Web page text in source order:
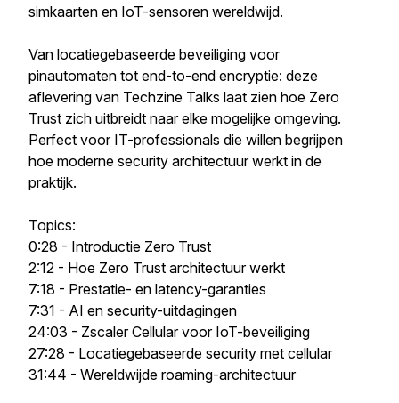
simkaarten en IoT-sensoren wereldwijd.
Van locatiegebaseerde beveiliging voor
pinautomaten tot end-to-end encryptie: deze
aflevering van Techzine Talks laat zien hoe Zero
Trust zich uitbreidt naar elke mogelijke omgeving.
Perfect voor IT-professionals die willen begrijpen
hoe moderne security architectuur werkt in de
praktijk.
Topics:
0:28 - Introductie Zero Trust
2:12 - Hoe Zero Trust architectuur werkt
7:18 - Prestatie- en latency-garanties
7:31 - AI en security-uitdagingen
24:03 - Zscaler Cellular voor IoT-beveiliging
27:28 - Locatiegebaseerde security met cellular
31:44 - Wereldwijde roaming-architectuur